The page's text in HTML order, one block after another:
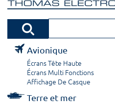
Avionique
Écrans Tête Haute
Écrans Multi Fonctions
Affichage De Casque
Terre et mer